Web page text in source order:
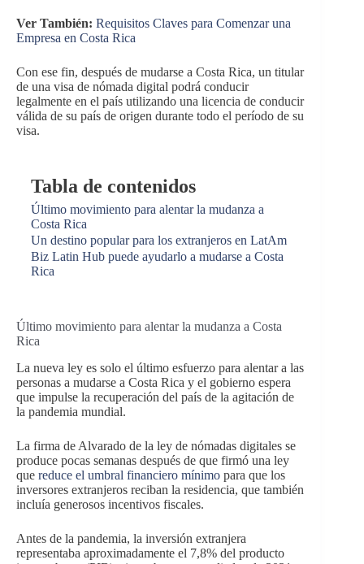
Ver También: Requisitos Claves para Comenzar una
Empresa en Costa Rica
Con ese fin, después de mudarse a Costa Rica, un titular
de una visa de nómada digital podrá conducir
legalmente en el país utilizando una licencia de conducir
válida de su país de origen durante todo el período de su
visa.
Tabla de contenidos
Último movimiento para alentar la mudanza a
Costa Rica
Un destino popular para los extranjeros en LatAm
Biz Latin Hub puede ayudarlo a mudarse a Costa
Rica
Último movimiento para alentar la mudanza a Costa
Rica
La nueva ley es solo el último esfuerzo para alentar a las
personas a mudarse a Costa Rica y el gobierno espera
que impulse la recuperación del país de la agitación de
la pandemia mundial.
La firma de Alvarado de la ley de nómadas digitales se
produce pocas semanas después de que firmó una ley
que reduce el umbral financiero mínimo para que los
inversores extranjeros reciban la residencia, que también
incluía generosos incentivos fiscales.
Antes de la pandemia, la inversión extranjera
representaba aproximadamente el 7,8% del producto